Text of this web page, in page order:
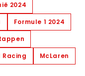
2024
Formule 1 2024
Racing
McLaren